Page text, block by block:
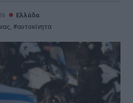
Ελλάδα
, αυτοκίνητα